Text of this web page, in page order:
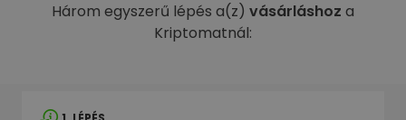
Három egyszerű lépés a(z) vásárláshoz a
Kriptomatnál: